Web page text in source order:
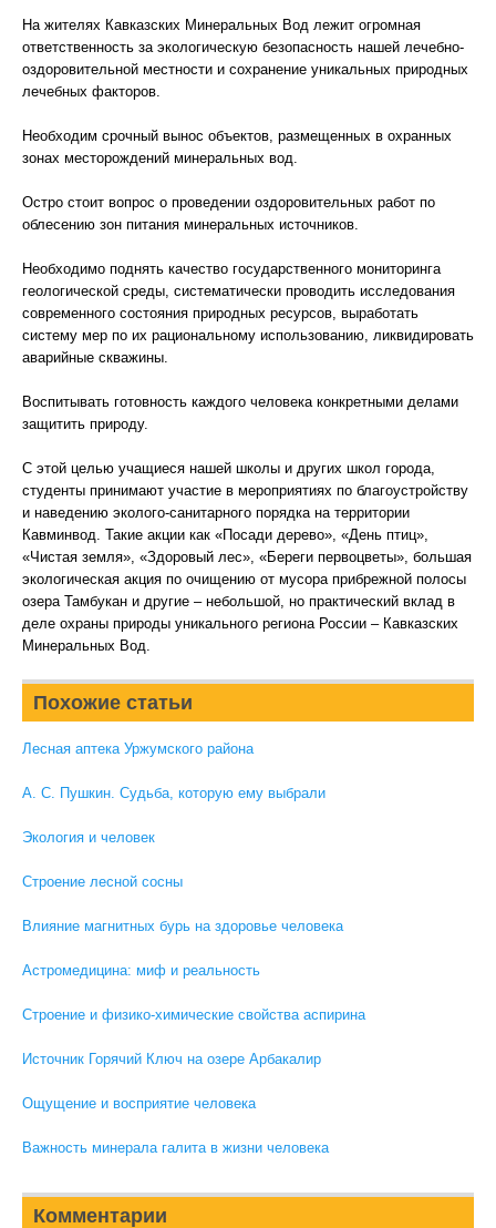
На жителях Кавказских Минеральных Вод лежит огромная
ответственность за экологическую безопасность нашей лечебно-
оздоровительной местности и сохранение уникальных природных
лечебных факторов.
Необходим срочный вынос объектов, размещенных в охранных
зонах месторождений минеральных вод.
Остро стоит вопрос о проведении оздоровительных работ по
облесению зон питания минеральных источников.
Необходимо поднять качество государственного мониторинга
геологической среды, систематически проводить исследования
современного состояния природных ресурсов, выработать
систему мер по их рациональному использованию, ликвидировать
аварийные скважины.
Воспитывать готовность каждого человека конкретными делами
защитить природу.
С этой целью учащиеся нашей школы и других школ города,
студенты принимают участие в мероприятиях по благоустройству
и наведению эколого-санитарного порядка на территории
Кавминвод. Такие акции как «Посади дерево», «День птиц»,
«Чистая земля», «Здоровый лес», «Береги первоцветы», большая
экологическая акция по очищению от мусора прибрежной полосы
озера Тамбукан и другие – небольшой, но практический вклад в
деле охраны природы уникального региона России – Кавказских
Минеральных Вод.
Похожие статьи
Лесная аптека Уржумского района
А. С. Пушкин. Судьба, которую ему выбрали
Экология и человек
Строение лесной сосны
Влияние магнитных бурь на здоровье человека
Астромедицина: миф и реальность
Строение и физико-химические свойства аспирина
Источник Горячий Ключ на озере Арбакалир
Ощущение и восприятие человека
Важность минерала галита в жизни человека
Комментарии